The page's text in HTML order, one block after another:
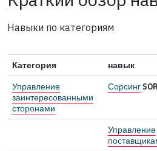
Навыки по категориям
Категория навык
Управление
заинтересованными
сторонами
Сорсинг
Управление